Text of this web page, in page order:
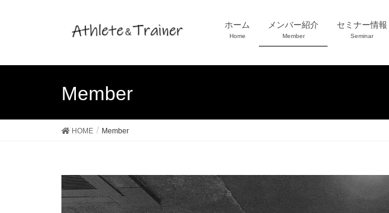
ホーム
Home
メンバー紹介
Member
セミナー情報
Seminar
Member
HOME Member